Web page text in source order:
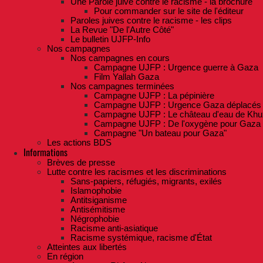
Pour commander sur le site de l'éditeur
Paroles juives contre le racisme - les clips
La Revue "De l'Autre Côté"
Le bulletin UJFP-Info
Nos campagnes
Nos campagnes en cours
Campagne UJFP : Urgence guerre à Gaza
Film Yallah Gaza
Nos campagnes terminées
Campagne UJFP : La pépinière
Campagne UJFP : Urgence Gaza déplacés
Campagne UJFP : Le château d'eau de
Campagne UJFP : De l'oxygène pour Gaza
Campagne "Un bateau pour Gaza"
Les actions BDS
Informations
Brèves de presse
Lutte contre les racismes et les discriminations
Sans-papiers, réfugiés, migrants, exilés
Islamophobie
Antitsiganisme
Antisémitisme
Négrophobie
Racisme anti-asiatique
Racisme systémique, racisme d'État
Atteintes aux libertés
En région